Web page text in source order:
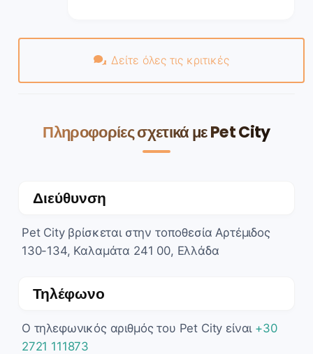
Δείτε όλες τις κριτικές
Πληροφορίες σχετικά με Pet City
Διεύθυνση
Pet City βρίσκεται στην τοποθεσία Αρτέμιδος
130-134, Καλαμάτα 241 00, Ελλάδα
Τηλέφωνο
Ο τηλεφωνικός αριθμός του Pet City είναι +30
2721 111873